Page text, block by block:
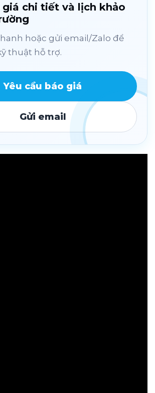
giá chi tiết và lịch khảo
hoặc gửi email/Zalo để
thuật hỗ trợ.
Yêu cầu báo giá
Gửi email